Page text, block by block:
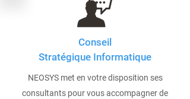
Conseil
Stratégique Informatique
NEOSYS met en votre disposition ses
consultants pour vous accompagner de